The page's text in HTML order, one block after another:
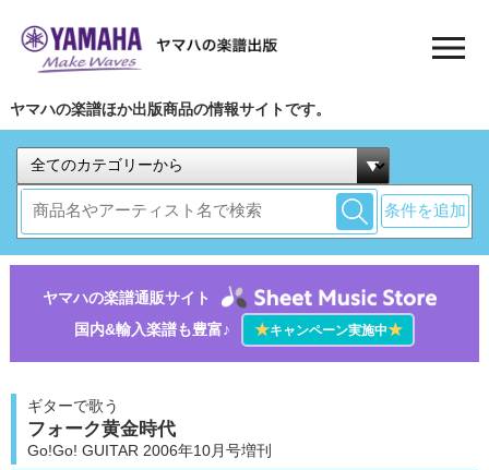
ヤマハの楽譜ほか出版商品の情報サイトです。
条件を追加
ヤマハの楽譜通販サイト
国内&輸入楽譜も豊富♪
★キャンペーン実施中★
ギターで歌う
フォーク黄金時代
Go!Go! GUITAR 2006年10月号増刊